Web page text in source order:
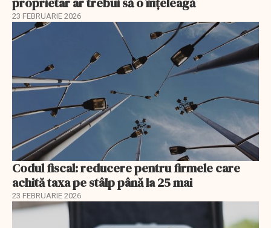
23 FEBRUARIE 2026
Codul fiscal: reducere pentru firmele care
achită taxa pe stâlp până la 25 mai
23 FEBRUARIE 2026